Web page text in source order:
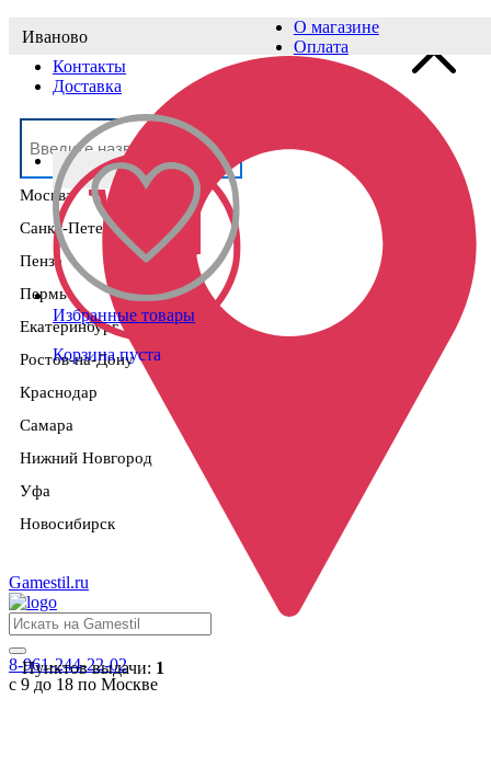
Выберите населённый пункт
Москва
Санкт-Петербург
Пенза
Пермь
Екатеринбург
Ростов-на-Дону
Краснодар
Самара
Нижний Новгород
Уфа
Новосибирск
Иваново
Пунктов выдачи: 1
О магазине
Оплата
Контакты
Доставка
Избранные товары
Корзина пуста
Gamestil.ru
8-961-244-22-02
с 9 до 18 по Москве